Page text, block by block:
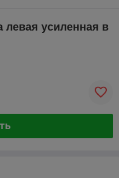
левая усиленная в